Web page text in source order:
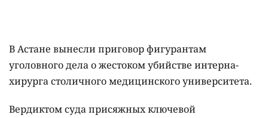
В Астане вынесли приговор фигурантам
уголовного дела о жестоком убийстве интерна-
хирурга столичного медицинского университета.
Вердиктом суда присяжных ключевой